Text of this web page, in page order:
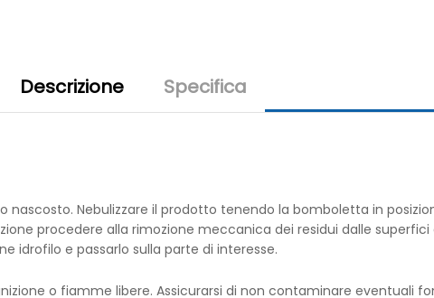
Descrizione Specifica
nascosto. Nebulizzare il prodotto tenendo la bomboletta in
procedere alla rimozione meccanica dei residui dalle
idrofilo e passarlo sulla parte di interesse.
o fiamme libere. Assicurarsi di non contaminare eventuali